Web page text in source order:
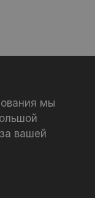
мы
вашей